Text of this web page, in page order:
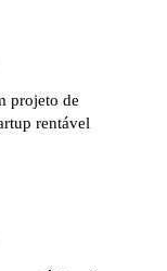
projeto de
rentável